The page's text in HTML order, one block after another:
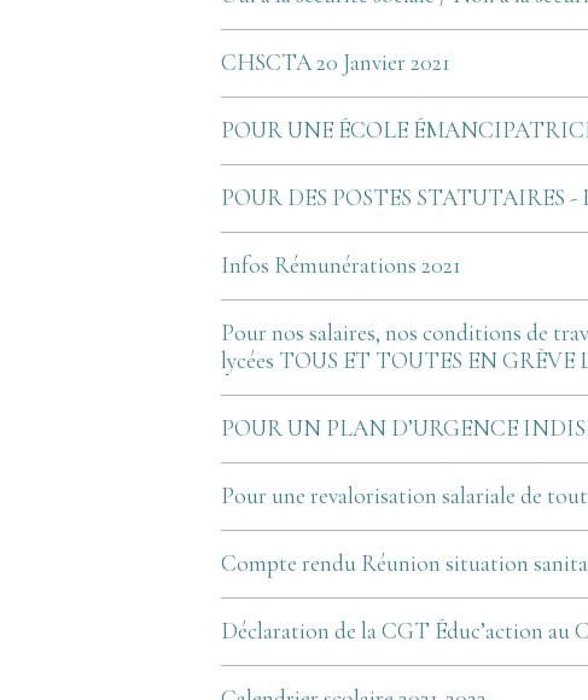
CHSCTA 20 Janvier 2021
POUR UNE ÉCOLE
POUR DES POSTES STATUTAIRES
Infos Rémunérations 2021
Pour nos salaires, nos conditions de
lycées TOUS ET TOUTES EN GRÈVE
POUR UN PLAN D’URGENCE
Pour une revalorisation salariale de
Compte rendu Réunion situation
Déclaration de la CGT Éduc’action au